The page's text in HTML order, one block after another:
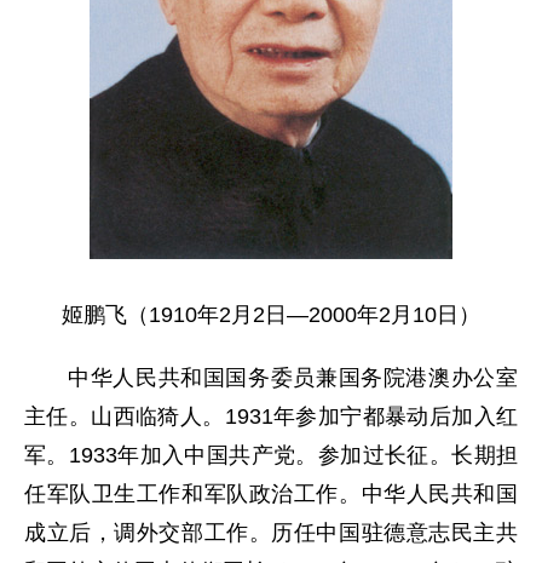
姬鹏飞（ 1910年2月2日—2000年2月10日 ）
中华人民共和国国务委员兼国务院港澳办公室
主任。山西临猗人。1931年参加宁都暴动后加入红
军。1933年加入中国共产党。参加过长征。长期担
任军队卫生工作和军队政治工作。中华人民共和国
成立后，调外交部工作。历任中国驻德意志民主共